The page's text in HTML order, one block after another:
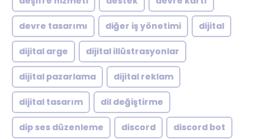
devre tasarımı diğer iş yönetimi dijital
dijital arge dijital illüstrasyonlar
dijital pazarlama dijital reklam
dijital tasarım dil değiştirme
dip ses düzenleme discord discord bot